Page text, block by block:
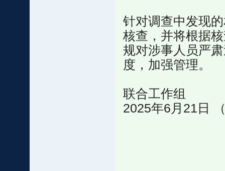
针对调查中发现
核查，并将根据
规对涉事人员严
度，加强管理。
联合工作组
2025年6月21日